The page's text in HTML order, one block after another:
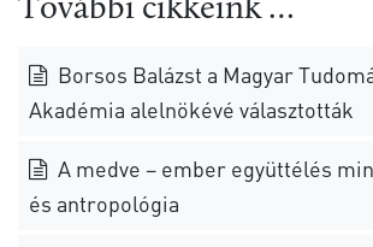
További cikkeink …
Borsos Balázst a Magyar
Akadémia alelnökévé választották
A medve – ember együttélés
és antropológia